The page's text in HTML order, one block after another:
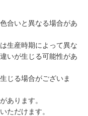
合いと異なる場合があ
生産時期によって異な
いが生じる可能性があ
じる場合がございま
あります。
ただけます。